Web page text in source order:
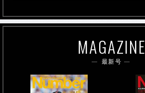
MAGAZINE
最新号